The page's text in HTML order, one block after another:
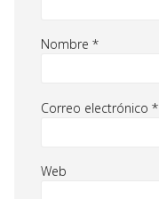
Nombre *
Correo electrónico *
Web